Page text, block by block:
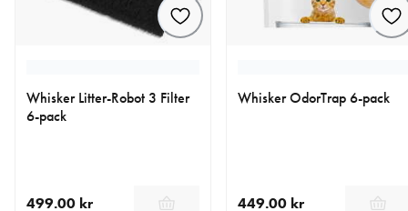
Whisker Litter-Robot 3 Filter
6-pack
499.00 kr
Whisker OdorTrap 6-pack
449.00 kr